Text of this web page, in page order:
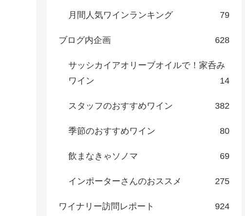
月間人気ワインランキング 79
ブログ内企画 628
サッシカイアオリーブオイルで！家呑み
ワイン
14
スタッフのおすすめワイン 382
季節のおすすめワイン 80
飲まなきゃソノマ 69
インポーターさんのおススメ 275
ワイナリー訪問レポート 924